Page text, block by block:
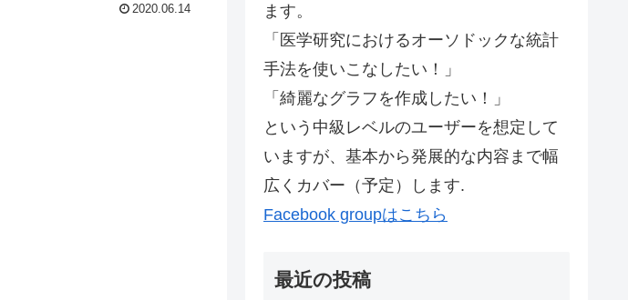
2020.06.14
ます。
「医学研究におけるオーソドックな統計
手法を使いこなしたい！」
「綺麗なグラフを作成したい！」
という中級レベルのユーザーを想定して
いますが、基本から発展的な内容まで幅
広くカバー（予定）します.
Facebook groupはこちら
最近の投稿